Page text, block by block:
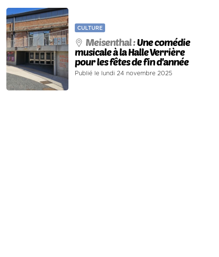
CULTURE
Meisenthal :Une comédie
musicale à la Halle Verrière
pour les fêtes de fin d'année
Publié le lundi 24 novembre 2025